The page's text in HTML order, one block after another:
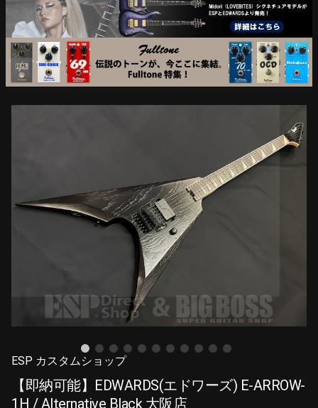
ESP カスタムショップ
【即納可能】EDWARDS(エドワーズ) E-ARROW-
1H / Alternative Black 大阪店